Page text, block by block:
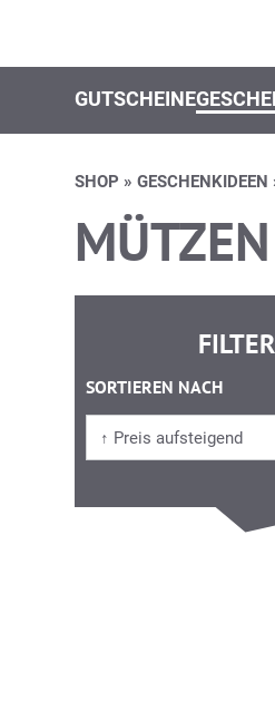
GUTSCHEINE
SHOP » GESCHENKIDEEN
MÜTZEN
FILTER
SORTIEREN NACH